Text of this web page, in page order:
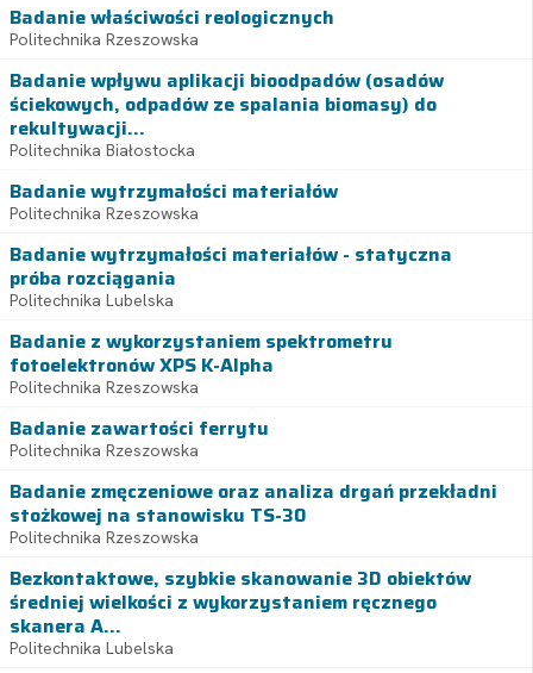
Badanie właściwości reologicznych
Politechnika Rzeszowska
Badanie wpływu aplikacji bioodpadów (osadów
ściekowych, odpadów ze spalania biomasy) do
rekultywacji...
Politechnika Białostocka
Badanie wytrzymałości materiałów
Politechnika Rzeszowska
Badanie wytrzymałości materiałów - statyczna
próba rozciągania
Politechnika Lubelska
Badanie z wykorzystaniem spektrometru
fotoelektronów XPS K-Alpha
Politechnika Rzeszowska
Badanie zawartości ferrytu
Politechnika Rzeszowska
Badanie zmęczeniowe oraz analiza drgań przekładni
stożkowej na stanowisku TS-30
Politechnika Rzeszowska
Bezkontaktowe, szybkie skanowanie 3D obiektów
średniej wielkości z wykorzystaniem ręcznego
skanera A...
Politechnika Lubelska